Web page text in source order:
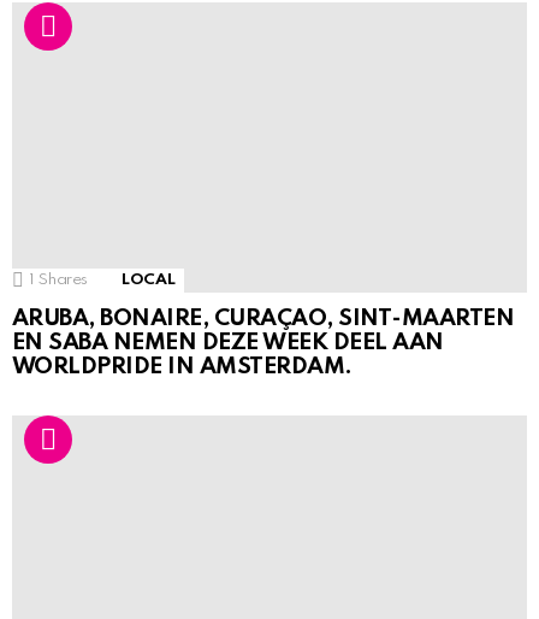
1 Shares LOCAL
ARUBA, BONAIRE, CURAÇAO, SINT-MAARTEN
EN SABA NEMEN DEZE WEEK DEEL AAN
WORLDPRIDE IN AMSTERDAM.